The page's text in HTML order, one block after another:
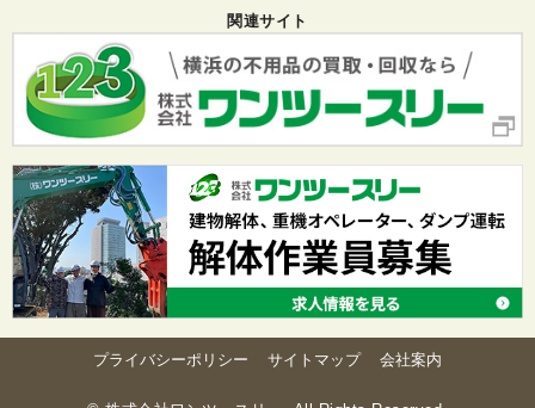
関連サイト
プライバシーポリシー サイトマップ 会社案内